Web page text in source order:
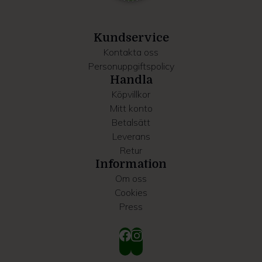
information som du har tillhandahållit eller som de har
Kundservice
Kontakta oss
Personuppgiftspolicy
Handla
Köpvillkor
Mitt konto
Betalsätt
Leverans
Retur
Information
Om oss
Cookies
Press